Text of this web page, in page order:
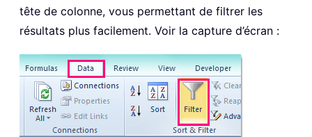
tête de colonne, vous permettant de filtrer les
résultats plus facilement. Voir la capture d’écran :